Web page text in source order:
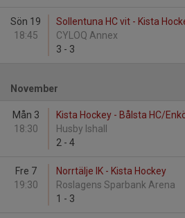
Sön 19
18:45
Sollentuna HC vit - Kista
CYLOQ Annex
3 - 3
November
Mån 3
18:30
Kista Hockey - Bålsta HC/
Husby Ishall
2 - 4
Fre 7
19:30
Norrtälje IK - Kista Hockey
Roslagens Sparbank Arena
1 - 3